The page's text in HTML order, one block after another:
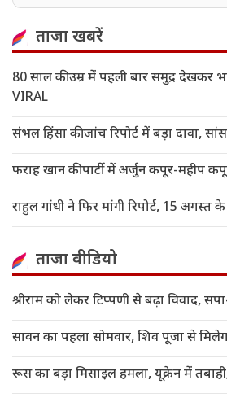
ताजा खबरें
80 साल की उम्र में पहली बार समुद्र देखकर
VIRAL
संभल हिंसा की जांच रिपोर्ट में बड़ा दावा,
फराह खान की पार्टी में अर्जुन कपूर-महीप
राहुल गांधी ने फिर मांगी रिपोर्ट, 15 अगस्त
ताजा वीडियो
श्रीराम को लेकर टिप्पणी से बढ़ा विवाद,
सावन का पहला सोमवार, शिव पूजा से
रूस का बड़ा मिसाइल हमला, यूक्रेन में